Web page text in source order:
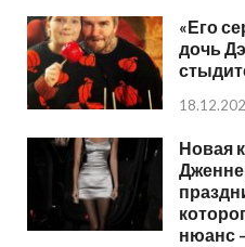
«Его
дочь
Новая
нюанс